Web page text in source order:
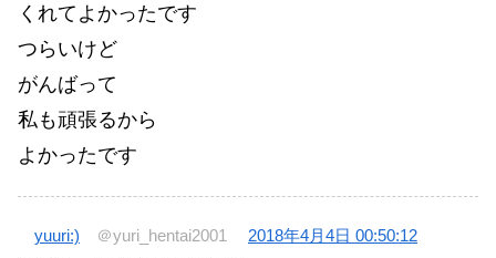
くれてよかったです
つらいけど
がんばって
私も頑張るから
よかったです
yuuri:) ＠yuri_hentai2001
2018年4月4日 00:50:12